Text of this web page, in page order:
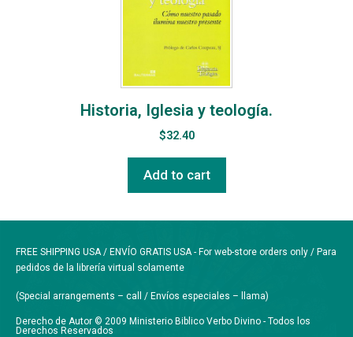
Historia, Iglesia y teología.
$32.40
Add to cart
FREE SHIPPING USA / ENVÍO GRATIS USA - For web-store orders only / Para
pedidos de la librería virtual solamente
(Special arrangements – call / Envíos especiales – llama)
Derecho de Autor © 2009 Ministerio Biblico Verbo Divino - Todos los
Derechos Reservados